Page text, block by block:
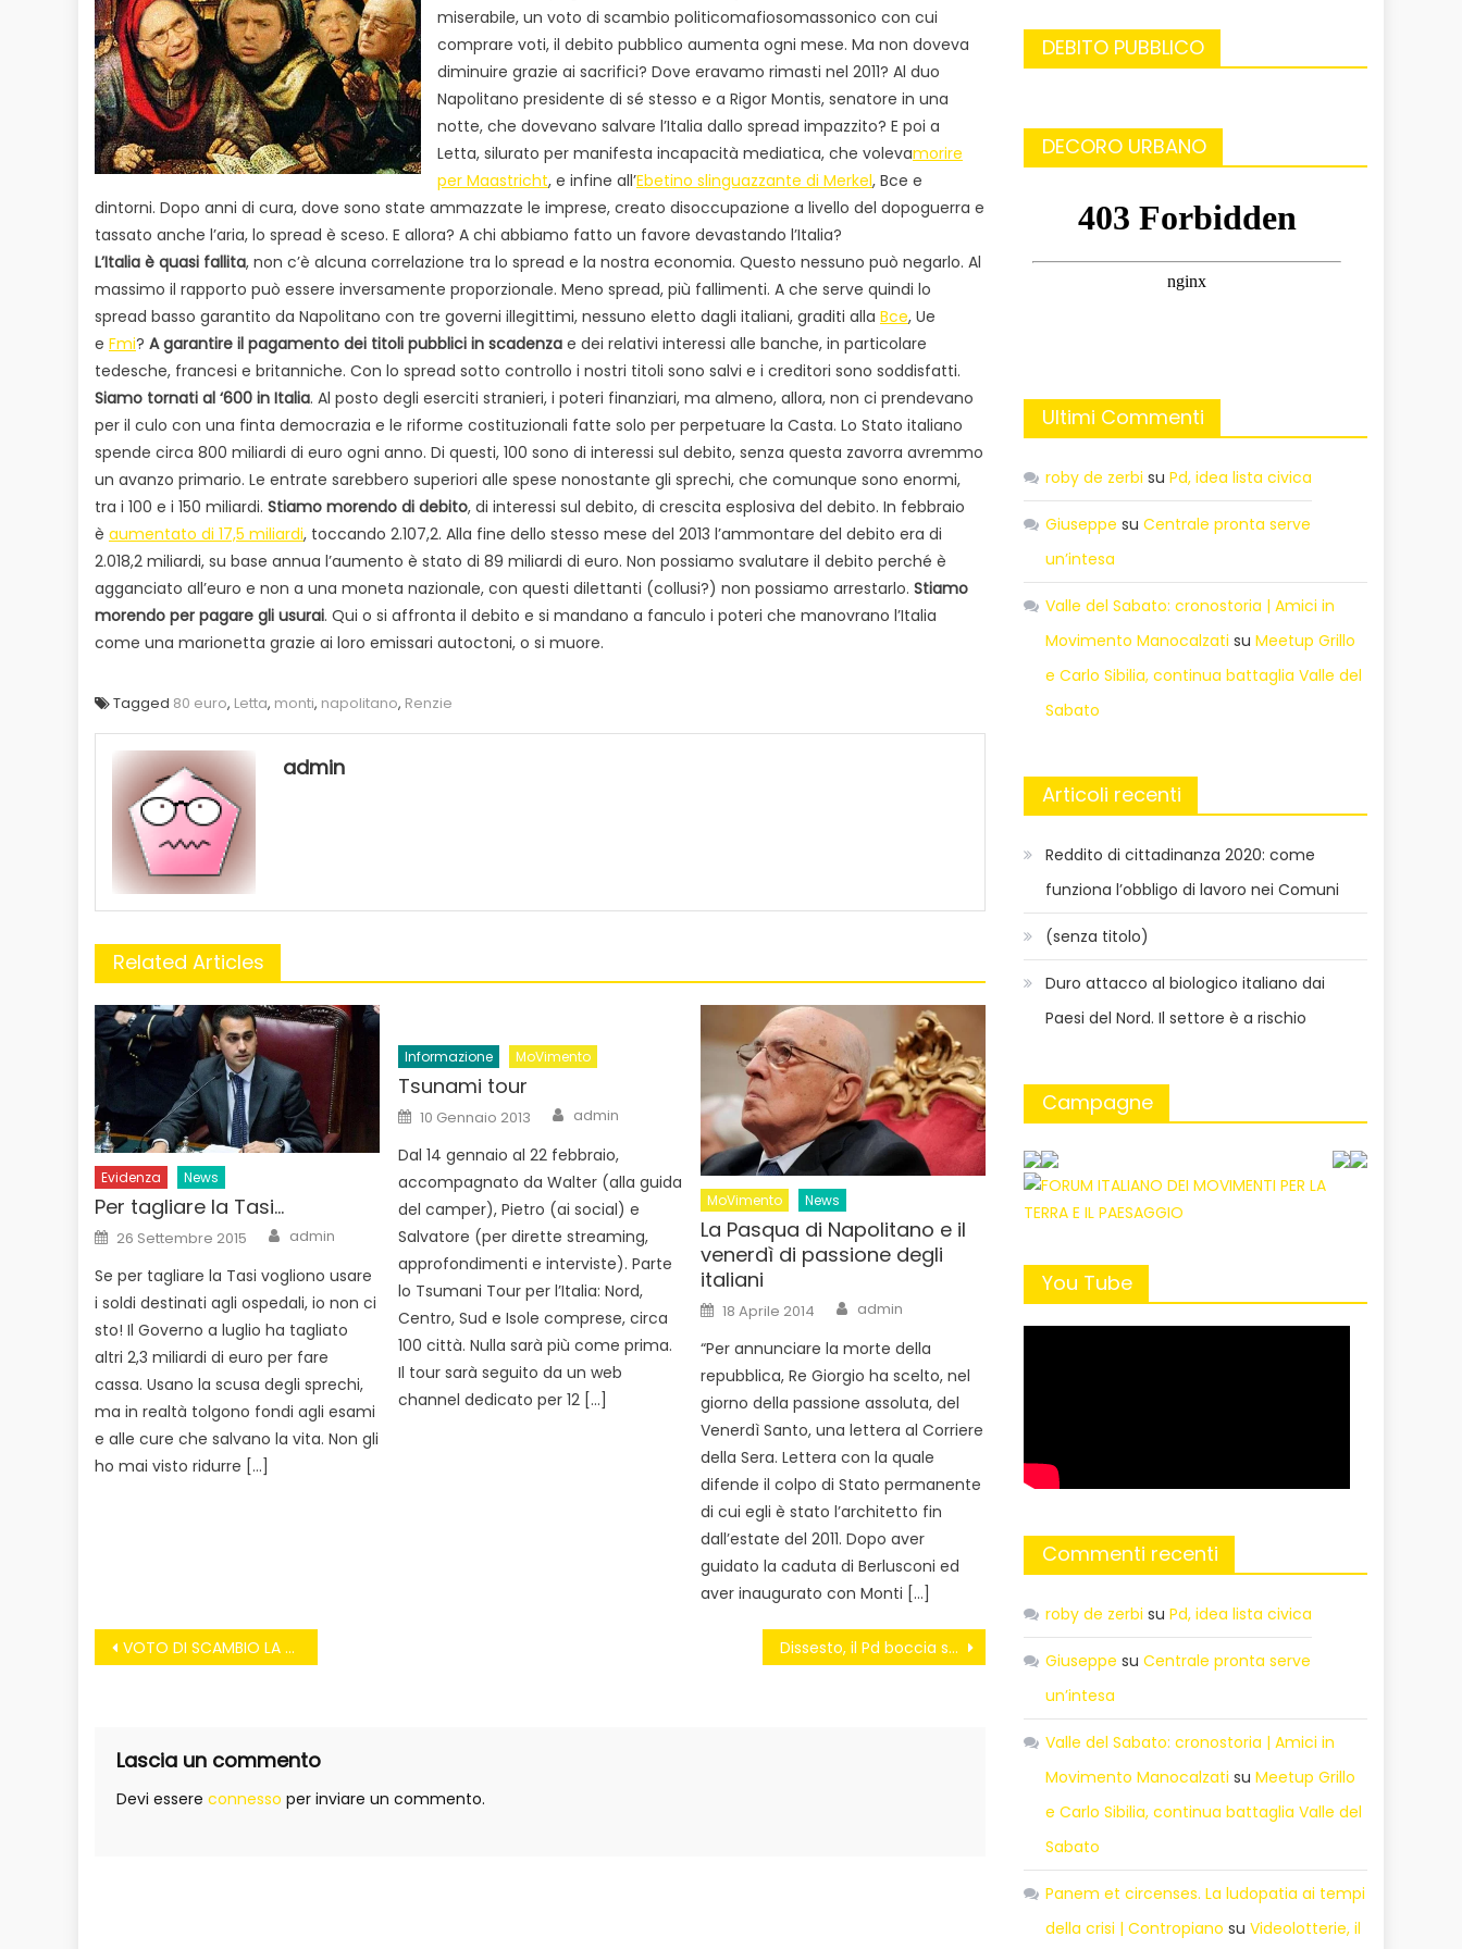
miserabile, un voto di scambio politicomafiosomassonico con cui
comprare voti, il debito pubblico aumenta ogni mese. Ma non doveva
diminuire grazie ai sacrifici? Dove eravamo rimasti nel 2011? Al duo
Napolitano presidente di sé stesso e a Rigor Montis, senatore in una
notte, che dovevano salvare l’Italia dallo spread impazzito? E poi a
Letta, silurato per manifesta incapacità mediatica, che volevamorire
per Maastricht, e infine all’Ebetino slinguazzante di Merkel, Bce e
dintorni. Dopo anni di cura, dove sono state ammazzate le imprese, creato disoccupazione a livello del dopoguerra e
tassato anche l’aria, lo spread è sceso. E allora? A chi abbiamo fatto un favore devastando l’Italia?
L’Italia è quasi fallita, non c’è alcuna correlazione tra lo spread e la nostra economia. Questo nessuno può negarlo. Al
massimo il rapporto può essere inversamente proporzionale. Meno spread, più fallimenti. A che serve quindi lo
spread basso garantito da Napolitano con tre governi illegittimi, nessuno eletto dagli italiani, graditi alla Bce, Ue
e Fmi? A garantire il pagamento dei titoli pubblici in scadenza e dei relativi interessi alle banche, in particolare
tedesche, francesi e britanniche. Con lo spread sotto controllo i nostri titoli sono salvi e i creditori sono soddisfatti.
Siamo tornati al ‘600 in Italia. Al posto degli eserciti stranieri, i poteri finanziari, ma almeno, allora, non ci prendevano
per il culo con una finta democrazia e le riforme costituzionali fatte solo per perpetuare la Casta. Lo Stato italiano
spende circa 800 miliardi di euro ogni anno. Di questi, 100 sono di interessi sul debito, senza questa zavorra avremmo
un avanzo primario. Le entrate sarebbero superiori alle spese nonostante gli sprechi, che comunque sono enormi,
tra i 100 e i 150 miliardi. Stiamo morendo di debito, di interessi sul debito, di crescita esplosiva del debito. In febbraio
è aumentato di 17,5 miliardi, toccando 2.107,2. Alla fine dello stesso mese del 2013 l’ammontare del debito era di
2.018,2 miliardi, su base annua l’aumento è stato di 89 miliardi di euro. Non possiamo svalutare il debito perché è
agganciato all’euro e non a una moneta nazionale, con questi dilettanti (collusi?) non possiamo arrestarlo. Stiamo
morendo per pagare gli usurai. Qui o si affronta il debito e si mandano a fanculo i poteri che manovrano l’Italia
come una marionetta grazie ai loro emissari autoctoni, o si muore.
Tagged 80 euro, Letta, monti, napolitano, Renzie
admin
Related Articles
Evidenza News
Per tagliare la Tasi…
Posted
on
26 Settembre 2015 Author
admin
Se per tagliare la Tasi vogliono usare
i soldi destinati agli ospedali, io non ci
sto! Il Governo a luglio ha tagliato
altri 2,3 miliardi di euro per fare
cassa. Usano la scusa degli sprechi,
ma in realtà tolgono fondi agli esami
e alle cure che salvano la vita. Non gli
ho mai visto ridurre […]
Informazione MoVimento
Tsunami tour
Posted
on
10 Gennaio 2013 Author
admin
Dal 14 gennaio al 22 febbraio,
accompagnato da Walter (alla guida
del camper), Pietro (ai social) e
Salvatore (per dirette streaming,
approfondimenti e interviste). Parte
lo Tsumani Tour per l’Italia: Nord,
Centro, Sud e Isole comprese, circa
100 città. Nulla sarà più come prima.
Il tour sarà seguito da un web
channel dedicato per 12 […]
MoVimento News
La Pasqua di Napolitano e il
venerdì di passione degli
italiani
Posted
on
18 Aprile 2014 Author
admin
“Per annunciare la morte della
repubblica, Re Giorgio ha scelto, nel
giorno della passione assoluta, del
Venerdì Santo, una lettera al Corriere
della Sera. Lettera con la quale
difende il colpo di Stato permanente
di cui egli è stato l’architetto fin
dall’estate del 2011. Dopo aver
guidato la caduta di Berlusconi ed
aver inaugurato con Monti […]
Navigazione
VOTO DI SCAMBIO LA LEGGE È SFATTA Dissesto, il Pd boccia se stesso
Lascia un commento
Devi essere connesso per inviare un commento.
DEBITO PUBBLICO
DECORO URBANO
Ultimi Commenti
roby de zerbi suPd, idea lista civica
Giuseppe suCentrale pronta serve
un’intesa
Valle del Sabato: cronostoria | Amici in
Movimento Manocalzati suMeetup Grillo
e Carlo Sibilia, continua battaglia Valle del
Sabato
Articoli recenti
Reddito di cittadinanza 2020: come
funziona l’obbligo di lavoro nei Comuni
(senza titolo)
Duro attacco al biologico italiano dai
Paesi del Nord. Il settore è a rischio
Campagne
You Tube
Commenti recenti
roby de zerbi suPd, idea lista civica
Giuseppe suCentrale pronta serve
un’intesa
Valle del Sabato: cronostoria | Amici in
Movimento Manocalzati suMeetup Grillo
e Carlo Sibilia, continua battaglia Valle del
Sabato
Panem et circenses. La ludopatia ai tempi
della crisi | Contropiano suVideolotterie, il